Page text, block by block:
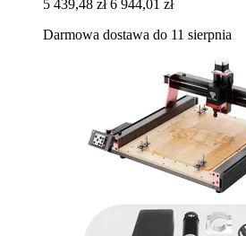
5 439,48 zł 6 944,01 zł
Darmowa dostawa do 11 sierpnia